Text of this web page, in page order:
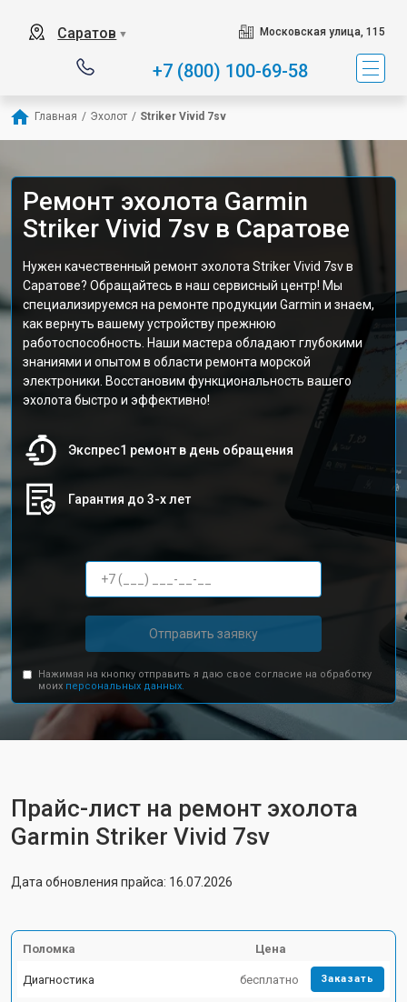
Саратов ▼ Московская улица, 115
+7 (800) 100-69-58
Главная / Эхолот / Striker Vivid 7sv
Ремонт эхолота Garmin
Striker Vivid 7sv в Саратове
Нужен качественный ремонт эхолота Striker Vivid 7sv в
Саратове? Обращайтесь в наш сервисный центр! Мы
специализируемся на ремонте продукции Garmin и знаем,
как вернуть вашему устройству прежнюю
работоспособность. Наши мастера обладают глубокими
знаниями и опытом в области ремонта морской
электроники. Восстановим функциональность вашего
эхолота быстро и эффективно!
Экспрес1 ремонт в день обращения
Гарантия до 3-х лет
Отправить заявку
Нажимая на кнопку отправить я даю свое согласие на обработку
моих персональных данных.
Прайс-лист на ремонт эхолота
Garmin Striker Vivid 7sv
Дата обновления прайса: 16.07.2026
Поломка Цена
Диагностика бесплатно Заказать